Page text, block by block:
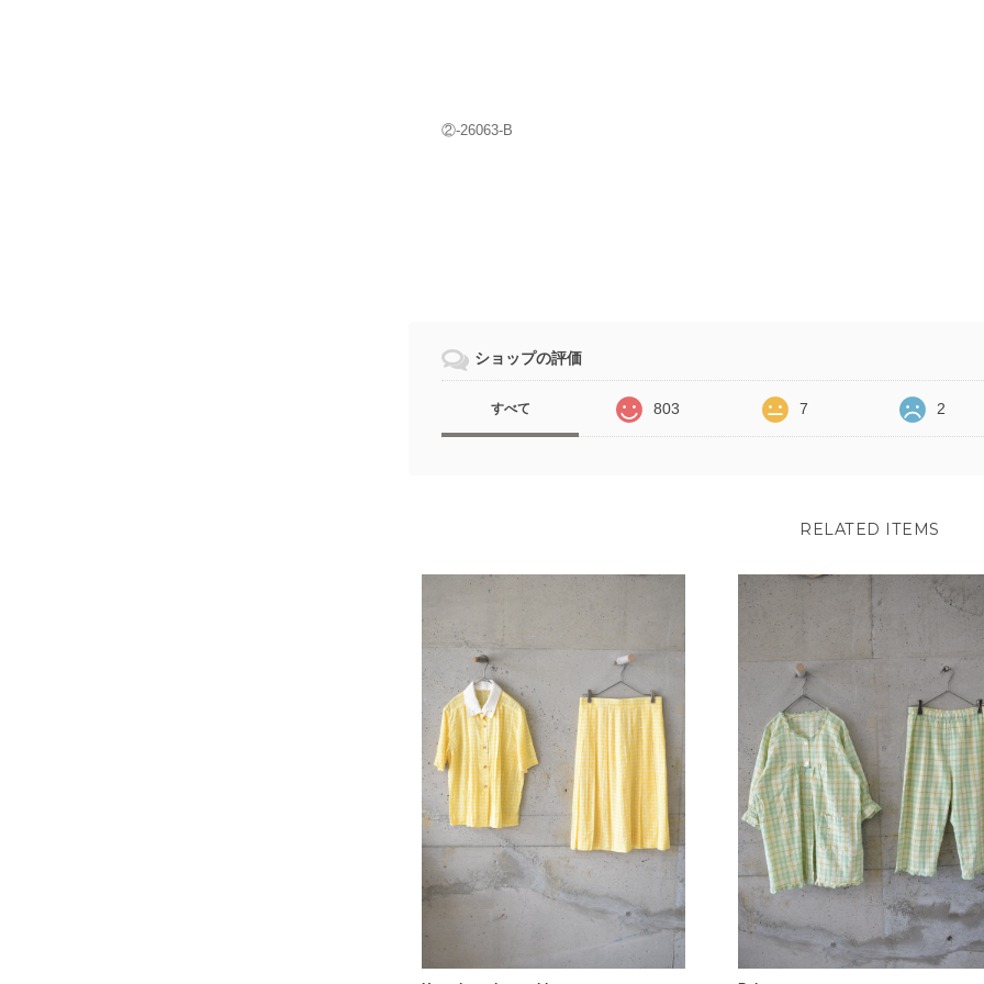
②-26063-B
ショップの評価
すべて 803 7 2
RELATED ITEMS